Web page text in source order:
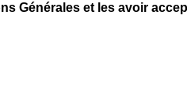
Générales et les avoir